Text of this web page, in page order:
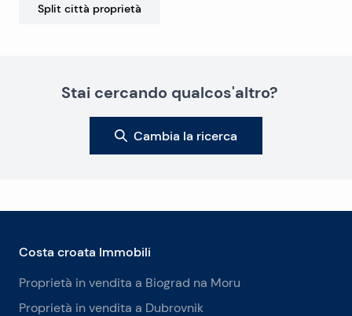
Split città proprietà
Stai cercando qualcos'altro?
Cambia la ricerca
Costa croata Immobili
Proprietà in vendita a Biograd na Moru
Proprietà in vendita a Dubrovnik